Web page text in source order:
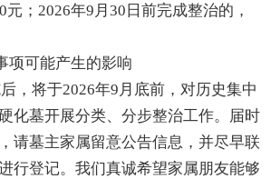
元；2026年9月30日前完成整治的，
项可能产生的影响
，将于2026年9月底前，对历史集中
化墓开展分类、分步整治工作。届时
请墓主家属留意公告信息，并尽早联
行登记。我们真诚希望家属朋友能够